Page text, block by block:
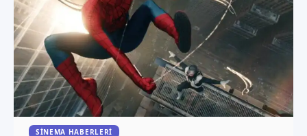
SINEMA HABERLERI